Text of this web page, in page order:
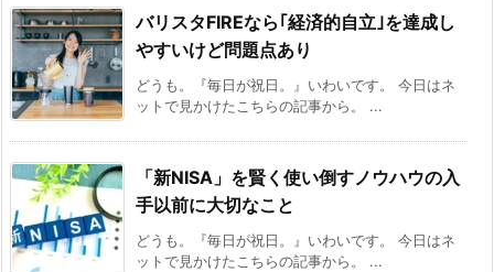
バリスタFIREなら｢経済的自立｣を達成し
やすいけど問題点あり
どうも。『毎日が祝日。』いわいです。 今日はネ
ットで見かけたこちらの記事から。 ...
「新NISA」を賢く使い倒すノウハウの入
手以前に大切なこと
どうも。『毎日が祝日。』いわいです。 今日はネ
ットで見かけたこちらの記事から。 ...